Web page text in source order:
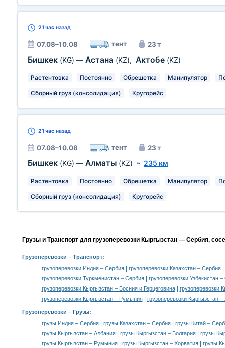
21 час назад
07.08–10.08 тент 23 т
Бишкек (KG) — Астана (KZ), Актобе (KZ)
Растентовка Постоянно Обрешетка Манипулятор
Сборный груз (консолидация) Кругорейс
21 час назад
07.08–10.08 тент 23 т
Бишкек (KG) — Алматы (KZ) ~ 235 км
Растентовка Постоянно Обрешетка Манипулятор
Сборный груз (консолидация) Кругорейс
Грузы и Транспорт для грузоперевозки Кыргызстан — Сербия,
Грузоперевозки – Транспорт:
грузоперевозки Индия – Сербия| грузоперевозки Казахстан – Сербия|
грузоперевозки Туркменистан – Сербия|
грузоперевозки Узбекистан
грузоперевозки Кыргызстан – Босния и Герцеговина|
грузоперевозки
грузоперевозки Кыргызстан – Румыния| грузоперевозки Кыргызстан –
Грузоперевозки – Грузы:
грузы Индия – Сербия| грузы Казахстан – Сербия|
грузы Китай –
грузы Кыргызстан – Албания| грузы Кыргызстан – Болгария|
грузы
грузы Кыргызстан – Румыния| грузы Кыргызстан – Хорватия| грузы